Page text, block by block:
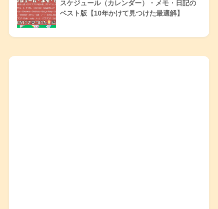
スケジュール（カレンダー）・メモ・日記の
ベスト版【10年かけて見つけた最適解】